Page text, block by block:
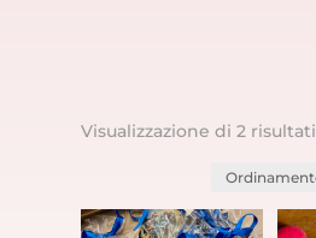
Visualizzazione di 2 risultati